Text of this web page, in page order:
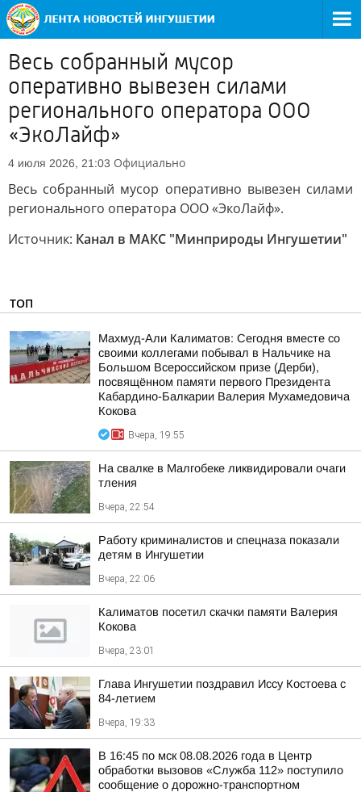
Весь собранный мусор
оперативно вывезен силами
регионального оператора ООО
«ЭкоЛайф»
4 июля 2026, 21:03 Официально
Весь собранный мусор оперативно вывезен силами
регионального оператора ООО «ЭкоЛайф».
Источник: Канал в МАКС "Минприроды Ингушетии"
ТОП
Махмуд-Али Калиматов: Сегодня вместе со
своими коллегами побывал в Нальчике на
Большом Всероссийском призе (Дерби),
посвящённом памяти первого Президента
Кабардино-Балкарии Валерия Мухамедовича
Кокова
Вчера, 19:55
На свалке в Малгобеке ликвидировали очаги
тления
Вчера, 22:54
Работу криминалистов и спецназа показали
детям в Ингушетии
Вчера, 22:06
Калиматов посетил скачки памяти Валерия
Кокова
Вчера, 23:01
Глава Ингушетии поздравил Иссу Костоева с
84-летием
Вчера, 19:33
В 16:45 по мск 08.08.2026 года в Центр
обработки вызовов «Служба 112» поступило
сообщение о дорожно-транспортном